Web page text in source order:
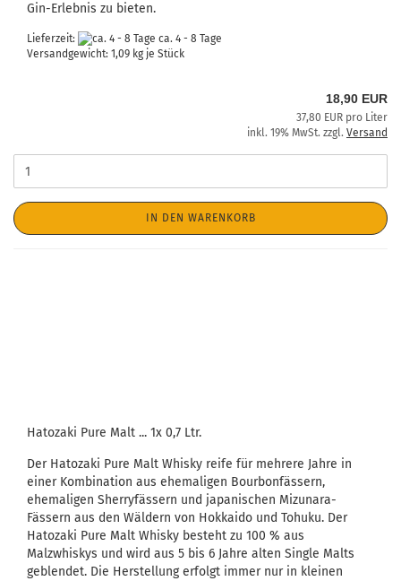
Gin-Erlebnis zu bieten.
Lieferzeit:
ca. 4 - 8 Tage
Versandgewicht: 1,09 kg je Stück
18,90 EUR
37,80 EUR pro Liter
inkl. 19% MwSt. zzgl. Versand
IN DEN WARENKORB
Hatozaki Pure Malt ... 1x 0,7 Ltr.
Der Hatozaki Pure Malt Whisky reife für mehrere Jahre in
einer Kombination aus ehemaligen Bourbonfässern,
ehemaligen Sherryfässern und japanischen Mizunara-
Fässern aus den Wäldern von Hokkaido und Tohuku. Der
Hatozaki Pure Malt Whisky besteht zu 100 % aus
Malzwhiskys und wird aus 5 bis 6 Jahre alten Single Malts
geblendet. Die Herstellung erfolgt immer nur in kleinen